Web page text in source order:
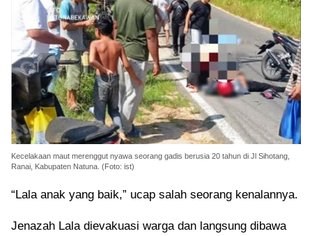
Kecelakaan maut merenggut nyawa seorang gadis berusia 20 tahun di Jl Sihotang,
Ranai, Kabupaten Natuna. (Foto: ist)
“Lala anak yang baik,” ucap salah seorang kenalannya.
Jenazah Lala dievakuasi warga dan langsung dibawa